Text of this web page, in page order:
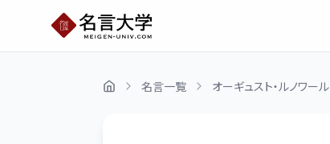
名言一覧 オーギュスト・ルノワール